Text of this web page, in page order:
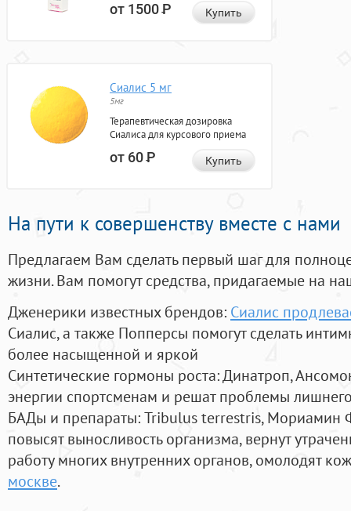
от 1500Р Купить
Сиалис 5 мг
5мг
Терапевтическая дозировка
Сиалиса для курсового приема
от 60Р Купить
На пути к совершенству вместе с нами
Предлагаем Вам сделать первый шаг для
жизни. Вам помогут средства, придагаемые на
Дженерики известных брендов: Сиалис
Сиалис, а также Попперсы помогут сделать
более насыщенной и яркой
Синтетические гормоны роста: Динатроп,
энергии спортсменам и решат проблемы
БАДы и препараты:Tribulus terrestris, Мориамин
повысят выносливость организма, вернут
работу многих внутренних органов, омолодят
москве.